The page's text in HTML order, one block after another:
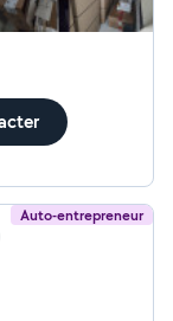
Auto-entrepreneur